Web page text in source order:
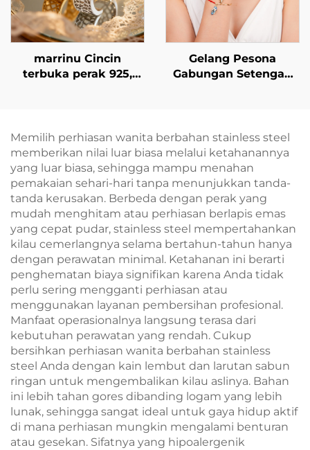
marrinu Cincin
terbuka perak 925,
kelas atas yang dapat
disesuaikan,
BXRAG001
Gelang Pesona
Gabungan Setengah
Memilih perhiasan wanita berbahan stainless steel
memberikan nilai luar biasa melalui ketahanannya
yang luar biasa, sehingga mampu menahan
pemakaian sehari-hari tanpa menunjukkan tanda-
tanda kerusakan. Berbeda dengan perak yang
mudah menghitam atau perhiasan berlapis emas
yang cepat pudar, stainless steel mempertahankan
kilau cemerlangnya selama bertahun-tahun hanya
dengan perawatan minimal. Ketahanan ini berarti
penghematan biaya signifikan karena Anda tidak
perlu sering mengganti perhiasan atau
menggunakan layanan pembersihan profesional.
Manfaat operasionalnya langsung terasa dari
kebutuhan perawatan yang rendah. Cukup
bersihkan perhiasan wanita berbahan stainless
steel Anda dengan kain lembut dan larutan sabun
ringan untuk mengembalikan kilau aslinya. Bahan
ini lebih tahan gores dibanding logam yang lebih
lunak, sehingga sangat ideal untuk gaya hidup aktif
di mana perhiasan mungkin mengalami benturan
atau gesekan. Sifatnya yang hipoalergenik